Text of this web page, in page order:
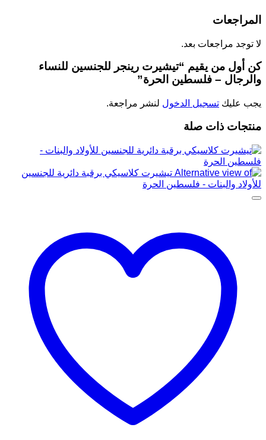
المراجعات
لا توجد مراجعات بعد.
كن أول من يقيم “تيشيرت رينجر للجنسين للنساء
والرجال – فلسطين الحرة”
يجب عليك تسجيل الدخول لنشر مراجعة.
منتجات ذات صلة